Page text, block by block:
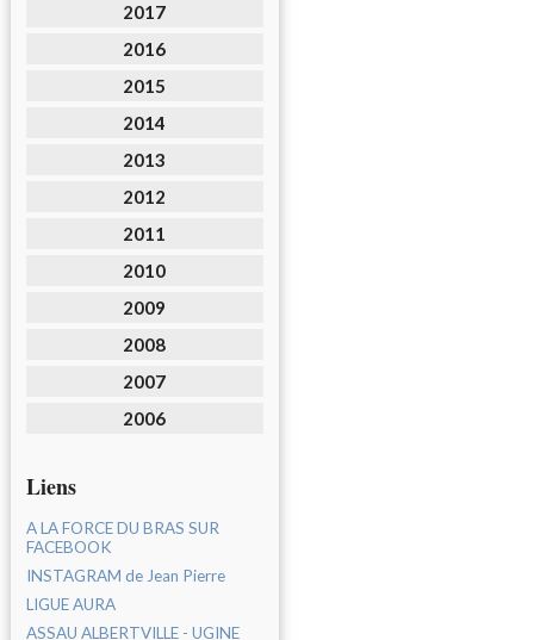
2017
2016
2015
2014
2013
2012
2011
2010
2009
2008
2007
2006
Liens
A LA FORCE DU BRAS SUR
FACEBOOK
INSTAGRAM de Jean Pierre
LIGUE AURA
ASSAU ALBERTVILLE - UGINE